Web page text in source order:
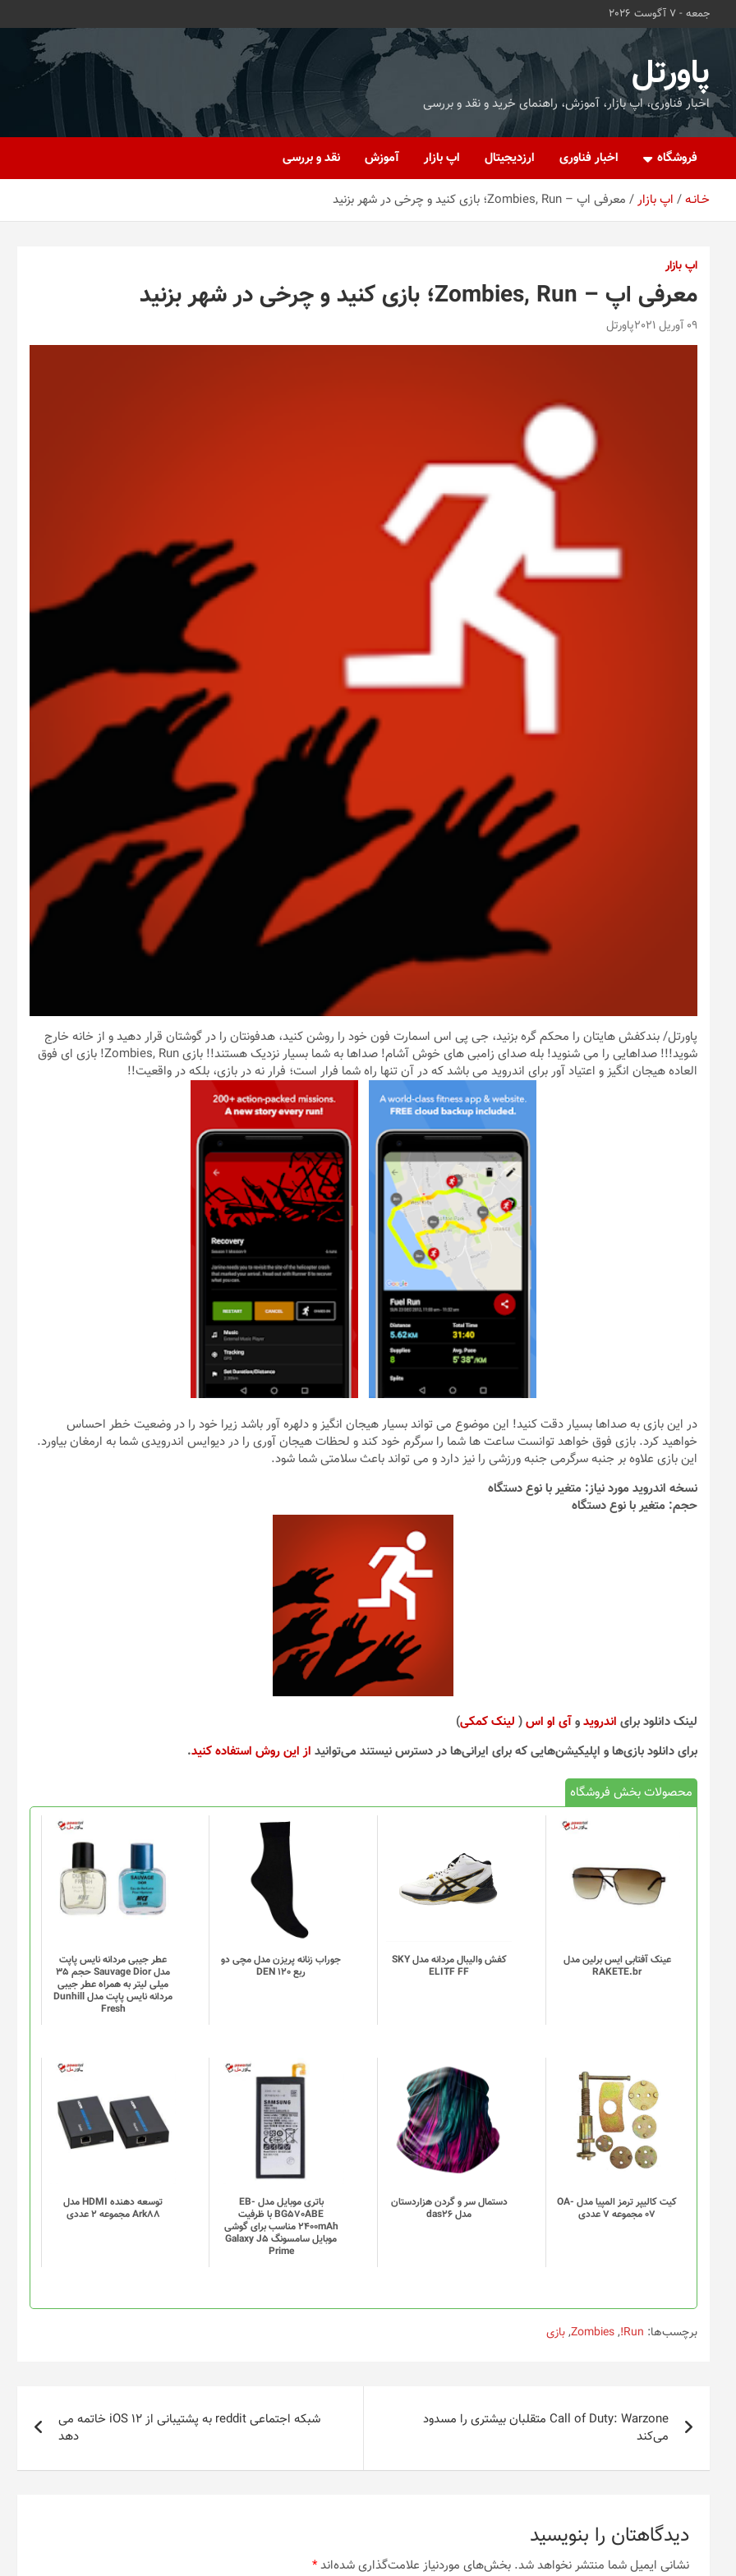
جمعه - 7 آگوست 2026
پاورتل
اخبار فناوری، اپ بازار، آموزش، راهنمای خرید و نقد و بررسی
فروشگاه اخبار فناوری ارزدیجیتال اپ بازار آموزش نقد و بررسی
خـانـه اپ بازار معرفی اپ – Zombies, Run؛ بازی کنید و چرخی در شهر بزنید
اپ بازار
معرفی اپ – Zombies, Run؛ بازی کنید و چرخی در شهر بزنید
09 آوریل 2021 پاورتل
پاورتل/ بندکفش هایتان را محکم گره بزنید، جی پی اس اسمارت فون خود را روشن کنید، هدفونتان را در گوشتان قرار دهید و از خانه خارج
شوید!!! صداهایی را می شنوید! بله صدای زامبی های خوش آشام! صداها به شما بسیار نزدیک هستند!! بازی Zombies, Run! بازی ای فوق
العاده هیجان انگیز و اعتیاد آور برای اندروید می باشد که در آن تنها راه شما فرار است؛ فرار نه در بازی، بلکه در واقعیت!!
در این بازی به صداها بسیار دقت کنید! این موضوع می تواند بسیار هیجان انگیز و دلهره آور باشد زیرا خود را در وضعیت خطر احساس
خواهید کرد. بازی فوق خواهد توانست ساعت ها شما را سرگرم خود کند و لحظات هیجان آوری را در دیوایس اندرویدی شما به ارمغان بیاورد.
این بازی علاوه بر جنبه سرگرمی جنبه ورزشی را نیز دارد و می تواند باعث سلامتی شما شود.
نسخه اندروید مورد نیاز: متغیر با نوع دستگاه
حجم: متغیر با نوع دستگاه
لینک دانلود برای اندرویدوآی او اس( ‌لینک کمکی)
برای دانلود بازی‌ها و اپلیکیشن‌هایی که برای ایرانی‌ها در دسترس نیستند می‌توانید از این روش استفاده کنید.
محصولات بخش فروشگاه
عینک آفتابی ایس برلین مدل
RAKETE.br
کفش والیبال مردانه مدل SKY
ELITF FF
دارای
انواع
مختلفی
گزینه
ها
محصول
انتخاب
شوند
جوراب زنانه پریزن مدل مچی دو
ربع DEN 120
این
محصول
دارای
انواع
مختلفی
می
گزینه
ها
محصول
انتخاب
شوند
عطر جیبی مردانه نایس پاپت
مدل Sauvage Dior حجم 35
میلی لیتر به همراه عطر جیبی
مردانه نایس پاپت مدل Dunhill
Fresh
کیت کالیپر ترمز المپیا مدل OA-
07 مجموعه 7 عددی
دستمال سر و گردن هزاردستان
مدل das26
این
محصول
دارای
انواع
مختلفی
می
گزینه
ها
محصول
باتری موبایل مدل EB-
BG570ABE با ظرفیت
2400mAh مناسب برای گوشی
موبایل سامسونگ Galaxy J5
Prime
توسعه دهنده HDMI مدل
Ark88 مجموعه 2 عددی
برچسب‌ها: Run!
,
Zombies
,بازی
نوشته
Call of Duty: Warzone متقلبان بیشتری را مسدود
می‌کند
شبکه اجتماعی reddit به پشتیبانی از iOS 12 خاتمه می
دهد
دیدگاهتان را بنویسید
نشانی ایمیل شما منتشر نخواهد شد. بخش‌های موردنیاز علامت‌گذاری شده‌اند*